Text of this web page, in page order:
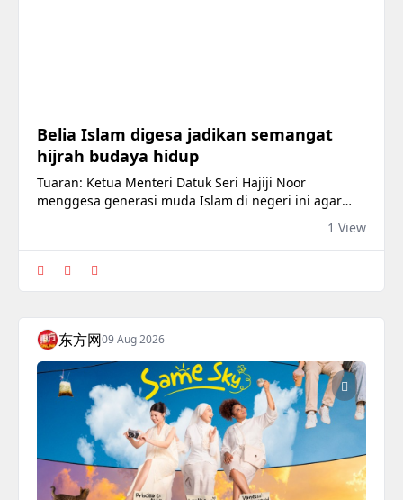
Belia Islam digesa jadikan semangat
hijrah budaya hidup
Tuaran: Ketua Menteri Datuk Seri Hajiji Noor
menggesa generasi muda Islam di negeri ini agar
menjadikan semangat hijrah sebagai budaya hidup
kemahiran, sahsiah dan jati diri demi melahirkan
generasi berwibawa.
1 View
东方网09 Aug 2026